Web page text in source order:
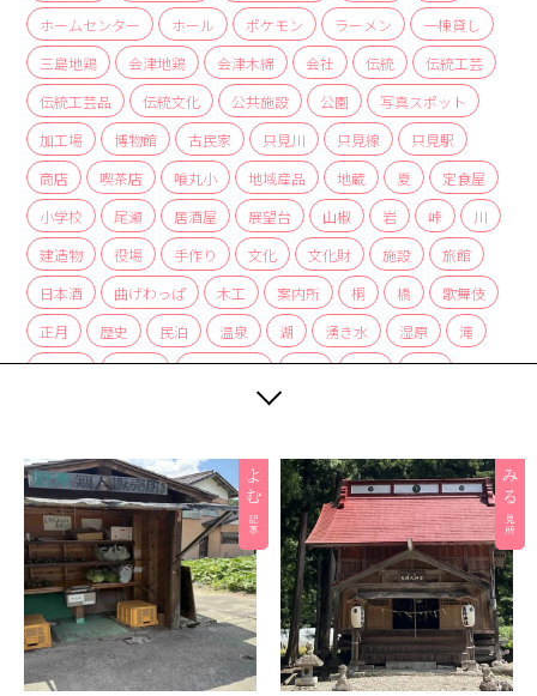
ホームセンター
ホール ポケモン ラーメン
一棟貸し
三島地鶏
会津地鶏 会津木綿 会社 伝統
伝統工芸
伝統工芸品
伝統文化 公共施設 公園
写真スポット
加工場
博物館 古民家 只見川 只見線
只見駅
商店
喫茶店 喰丸小 地域産品 地蔵 夏
定食屋
小学校
尾瀬 居酒屋 展望台 山椒 岩 峠
川
建造物
役場 手作り 文化 文化財 施設
旅館
日本酒
曲げわっぱ 木工 案内所 桐 橋
歌舞伎
正月
歴史 民泊 温泉 湖 湧き水 湿原
滝
炭酸水
炭酸泉 無人販売所 着物 神社
紅茶
編み組み細工
観光案内所
観光物産協会 豆腐 赤カボチャ
足湯
道の駅
郵便局 重要文化財 野菜 釣り
銀行
集落
雑貨 霧幻峡 霧幻峡の渡し 風景
食堂
飲食店
餅